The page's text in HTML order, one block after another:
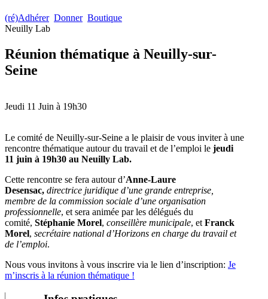
(ré)Adhérer Donner Boutique
Neuilly Lab
Réunion thématique à Neuilly-sur-
Seine
Jeudi 11 Juin à 19h30
Le comité de Neuilly-sur-Seine a le plaisir de vous inviter à une
rencontre thématique autour du travail et de l’emploi le jeudi
11 juin à 19h30 au Neuilly Lab.
Cette rencontre se fera autour d’Anne-Laure
Desensac, directrice juridique d’une grande entreprise,
membre de la commission sociale d’une organisation
professionnelle, et sera animée par les délégués du
comité, Stéphanie Morel, conseillère municipale, et Franck
Morel, secrétaire national d’Horizons en charge du travail et
de l’emploi.
Nous vous invitons à vous inscrire via le lien d’inscription: Je
m’inscris à la réunion thématique !